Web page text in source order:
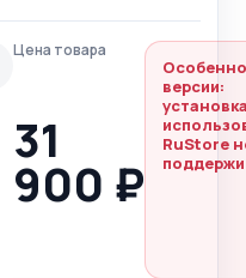
Цена товара
31
900 ₽
версии:
RuStore